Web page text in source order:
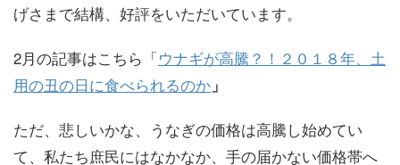
げさまで結構、好評をいただいています。
2月の記事はこちら「ウナギが高騰？！２０１８年、土
用の丑の日に食べられるのか 」
ただ、悲しいかな、うなぎの価格は高騰し始めてい
て、私たち庶民にはなかなか、手の届かない価格帯へ